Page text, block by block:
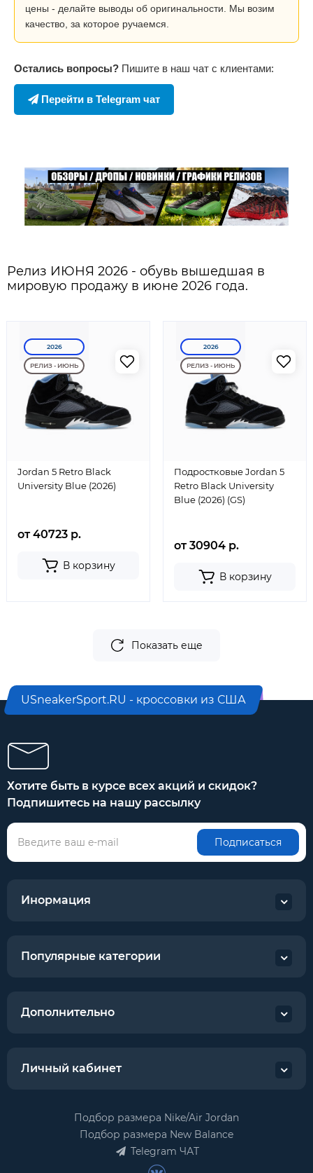
цены - делайте выводы об оригинальности. Мы возим
качество, за которое ручаемся.
Остались вопросы? Пишите в наш чат с клиентами:
Перейти в Telegram чат
Релиз ИЮНЯ 2026 - обувь вышедшая в
мировую продажу в июне 2026 года.
2026
РЕЛИЗ - ИЮНЬ
Jordan 5 Retro Black
University Blue (2026)
от 40723 р.
В корзину
2026
РЕЛИЗ - ИЮНЬ
Подростковые Jordan 5
Retro Black University
Blue (2026) (GS)
от 30904 р.
В корзину
Показать еще
USneakerSport.RU - кроссовки из США
Хотите быть в курсе всех акций и скидок?
Подпишитесь на нашу рассылку
Подписаться
Инормация
Популярные категории
Дополнительно
Личный кабинет
Подбор размера Nike/Air Jordan
Подбор размера New Balance
Telegram ЧАТ